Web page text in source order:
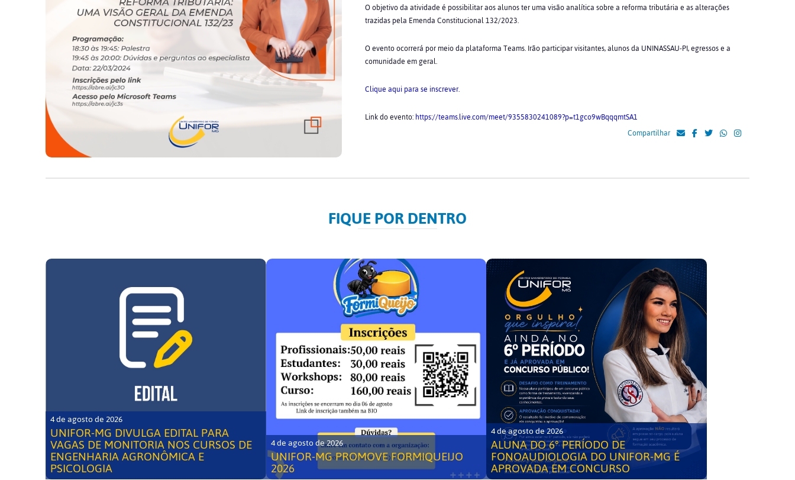
O objetivo da atividade é possibilitar aos alunos ter uma visão analítica sobre a reforma tributária e as alterações
trazidas pela Emenda Constitucional 132/2023.
O evento ocorrerá por meio da plataforma Teams. Irão participar visitantes, alunos da UNINASSAU-PI, egressos e a
comunidade em geral.
Clique aqui para se inscrever.
Link do evento:https://teams.live.com/meet/9355830241089?p=t1gco9wBqqqmtSA1
Compartilhar
FIQUE POR DENTRO
4 de agosto de 2026
UNIFOR-MG DIVULGA EDITAL PARA
VAGAS DE MONITORIA NOS CURSOS DE
ENGENHARIA AGRONÔMICA E
PSICOLOGIA
4 de agosto de 2026
UNIFOR-MG PROMOVE FORMIQUEIJO
2026
4 de agosto de 2026
ALUNA DO 6° PERÍODO DE
FONOAUDIOLOGIA DO UNIFOR-MG É
APROVADA EM CONCURSO